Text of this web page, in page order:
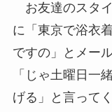
お友達のスタ
に「東京で浴衣
ですの」とメー
「じゃ土曜日一
げる」と言って